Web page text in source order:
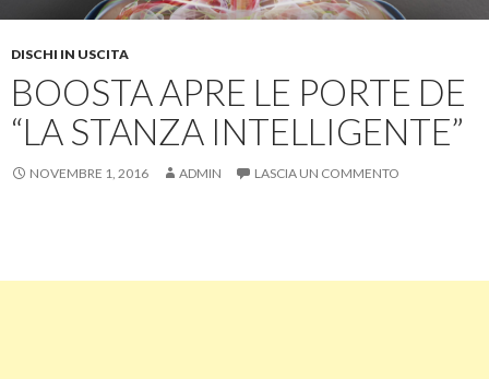
DISCHI IN USCITA
BOOSTA APRE LE PORTE DE
“LA STANZA INTELLIGENTE”
NOVEMBRE 1, 2016 ADMIN LASCIA UN COMMENTO